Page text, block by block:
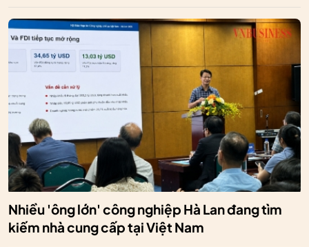
Nhiều 'ông lớn' công nghiệp Hà Lan đang tìm
kiếm nhà cung cấp tại Việt Nam